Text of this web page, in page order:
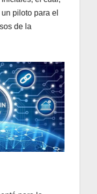
piloto para el
de la